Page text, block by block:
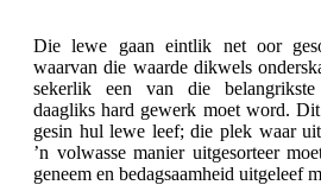
Die lewe gaan eintlik net oor
waarvan die waarde dikwels
sekerlik een van die belangrikste
daagliks hard gewerk moet word.
gesin hul lewe leef; die plek waar
’n volwasse manier uitgesorteer
geneem en bedagsaamheid uitgeleef